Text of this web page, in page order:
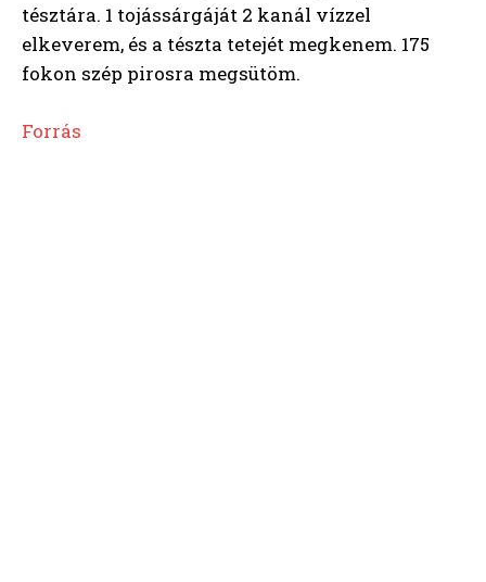
tésztára. 1 tojássárgáját 2 kanál vízzel
elkeverem, és a tészta tetejét megkenem. 175
fokon szép pirosra megsütöm.
Forrás